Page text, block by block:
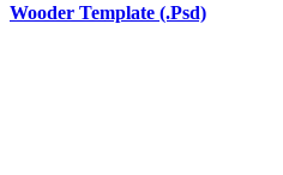
Wooder Template (.Psd)